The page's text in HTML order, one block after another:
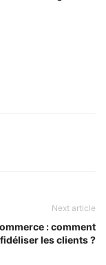
Next article
: comment
fidéliser les clients ?